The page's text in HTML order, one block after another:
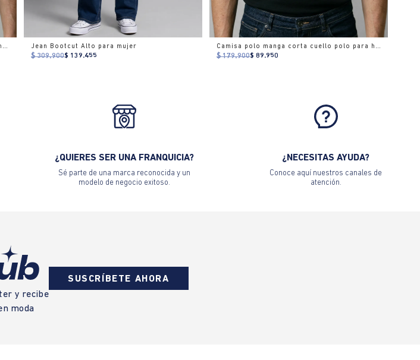
Camiseta ajuste slim cuello redondo para hombre Jean Bootcut Alto para mujer
$ 309.900$ 139.455
Camisa polo manga corta cuello polo para hombre
$ 179.900$ 89.950
¿QUIERES SER UNA FRANQUICIA?
Sé parte de una marca reconocida y un
modelo de negocio exitoso.
¿NECESITAS AYUDA?
Conoce aquí nuestros canales de
atención.
y recibe
moda
SUSCRÍBETE AHORA